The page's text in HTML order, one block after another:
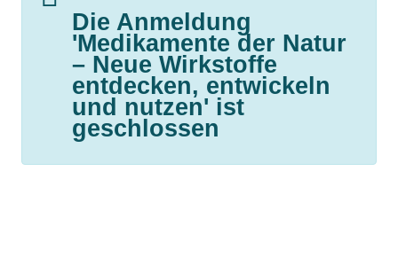
Beratung & Förderung
Netzwerke
Die Anmeldung
'Medikamente der Natur
– Neue Wirkstoffe
entdecken, entwickeln
und nutzen' ist
geschlossen